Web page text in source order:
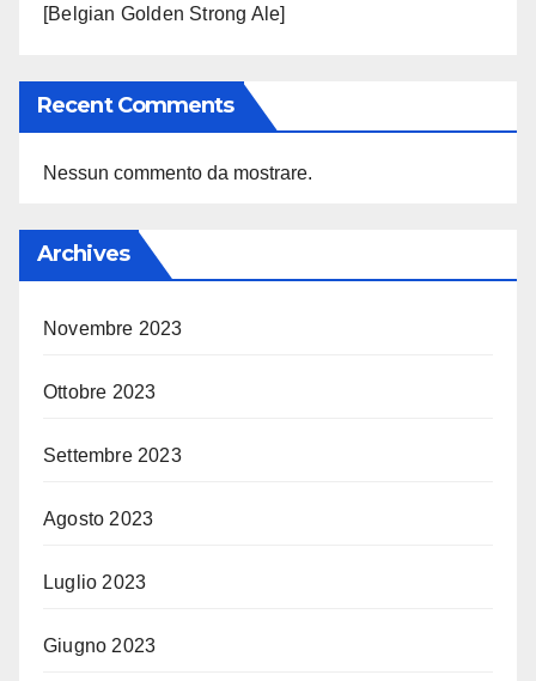
[Belgian Golden Strong Ale]
Recent Comments
Nessun commento da mostrare.
Archives
Novembre 2023
Ottobre 2023
Settembre 2023
Agosto 2023
Luglio 2023
Giugno 2023